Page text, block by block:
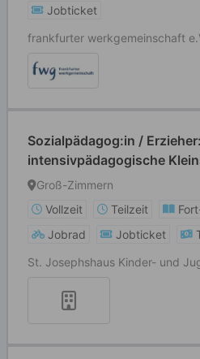
Jobticket
frankfurter werkgemeinschaft
Sozialpädagog:in /
intensivpädagogische
Michelstadt
Groß-Zimmern
Vollzeit
Teilzeit
Jobrad
Jobticket
St. Josephshaus Kinder- und